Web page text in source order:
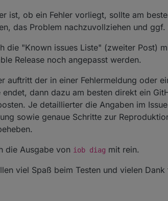
ist, ob ein Fehler vorliegt, sollte am
das Problem nachzuvollziehen und ggf.
die "Known issues Liste" (zweiter Post)
Release noch angepasst werden.
auftritt der in einer Fehlermeldung oder
endet, dann dazu am besten direkt ein
Je detaillierter die Angaben im
sowie genaue Schritte zur
die Ausgabe von iob diag mit rein.
viel Spaß beim Testen und vielen